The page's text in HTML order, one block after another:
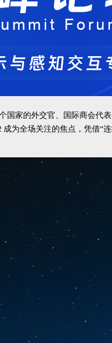
国家的外交官、国际商会
为全场关注的焦点，凭借“